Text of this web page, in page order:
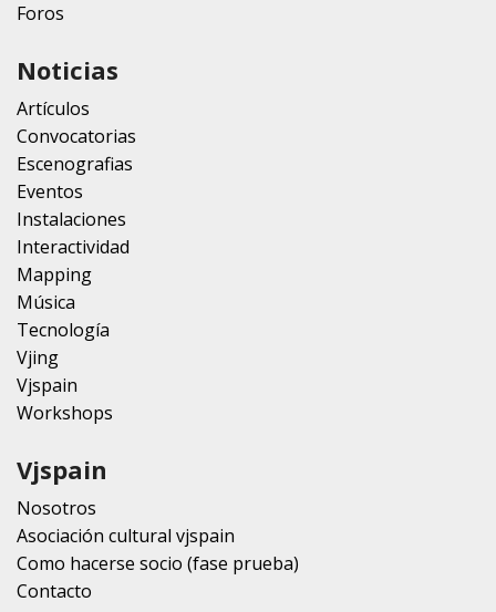
Foros
Noticias
Artículos
Convocatorias
Escenografias
Eventos
Instalaciones
Interactividad
Mapping
Música
Tecnología
Vjing
Vjspain
Workshops
Vjspain
Nosotros
Asociación cultural vjspain
Como hacerse socio (fase prueba)
Contacto